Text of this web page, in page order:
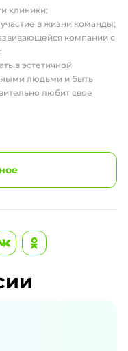
клиники;
в жизни команды;
компании с
в эстетичной
людьми и быть
любит свое